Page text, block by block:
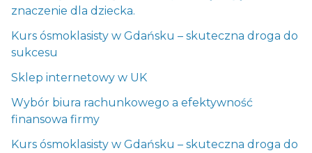
znaczenie dla dziecka.
Kurs ósmoklasisty w Gdańsku – skuteczna droga do
sukcesu
Sklep internetowy w UK
Wybór biura rachunkowego a efektywność
finansowa firmy
Kurs ósmoklasisty w Gdańsku – skuteczna droga do